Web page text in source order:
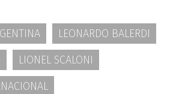
LEONARDO BALERDI
LIONEL SCALONI